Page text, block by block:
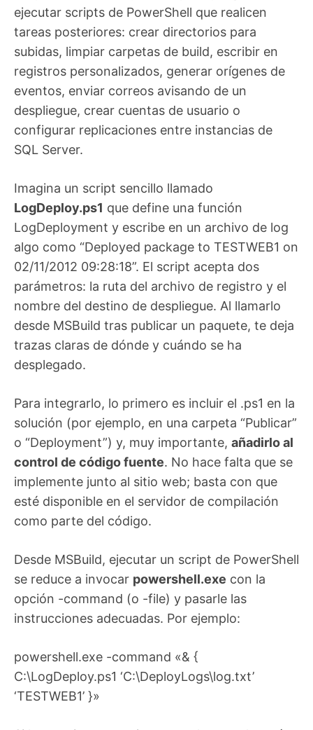
ejecutar scripts de PowerShell que realicen
tareas posteriores: crear directorios para
subidas, limpiar carpetas de build, escribir en
registros personalizados, generar orígenes de
eventos, enviar correos avisando de un
despliegue, crear cuentas de usuario o
configurar replicaciones entre instancias de
SQL Server.
Imagina un script sencillo llamado
LogDeploy.ps1 que define una función
LogDeployment y escribe en un archivo de log
algo como “Deployed package to TESTWEB1 on
02/11/2012 09:28:18”. El script acepta dos
parámetros: la ruta del archivo de registro y el
nombre del destino de despliegue. Al llamarlo
desde MSBuild tras publicar un paquete, te deja
trazas claras de dónde y cuándo se ha
desplegado.
Para integrarlo, lo primero es incluir el .ps1 en la
solución (por ejemplo, en una carpeta “Publicar”
o “Deployment”) y, muy importante, añadirlo al
control de código fuente. No hace falta que se
implemente junto al sitio web; basta con que
esté disponible en el servidor de compilación
como parte del código.
Desde MSBuild, ejecutar un script de PowerShell
se reduce a invocar powershell.exe con la
opción -command (o -file) y pasarle las
instrucciones adecuadas. Por ejemplo:
powershell.exe -command «& {
C:\LogDeploy.ps1 ‘C:\DeployLogs\log.txt’
‘TESTWEB1’ }»